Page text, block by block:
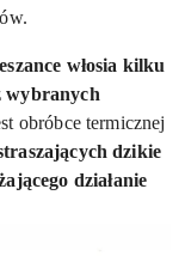
włosia kilku
wybranych
obróbce termicznej
dzikie
działanie